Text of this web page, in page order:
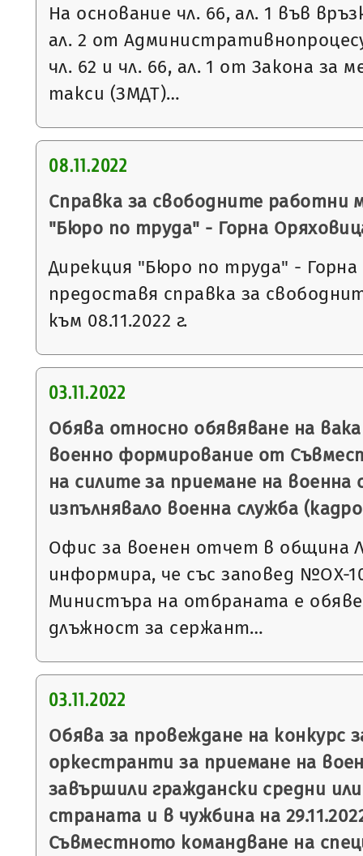
На основание чл. 66, ал. 1 във
ал. 2 от
чл. 62 и чл. 66, ал. 1 от Закона за
такси (ЗМДТ)…
08.11.2022
Справка за свободните работни
"Бюро по труда" - Горна
Дирекция "Бюро по труда" -
предоставя справка за
към 08.11.2022 г.
03.11.2022
Обява относно обявяване на
военно формирование от
на силите за приемане на военна
изпълнявало военна служба
Офис за военен отчет в община
информира, че със заповед №ОХ-
Министъра на отбраната е
длъжност за сержант…
03.11.2022
Обява за провеждане на конкурс
оркестранти за приемане на
завършили граждански средни
страната и в чужбина на 29.11.2022
Съвместното командване на